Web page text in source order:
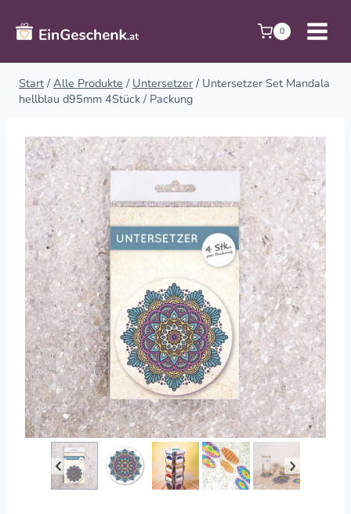
Inhalt
springen
0
Start / Alle Produkte / Untersetzer / Untersetzer Set Mandala
hellblau d95mm 4Stück / Packung